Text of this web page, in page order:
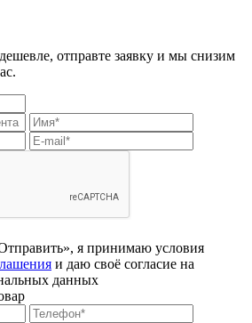
отправте заявку и мы снизим
я принимаю условия
и даю своё согласие на
данных